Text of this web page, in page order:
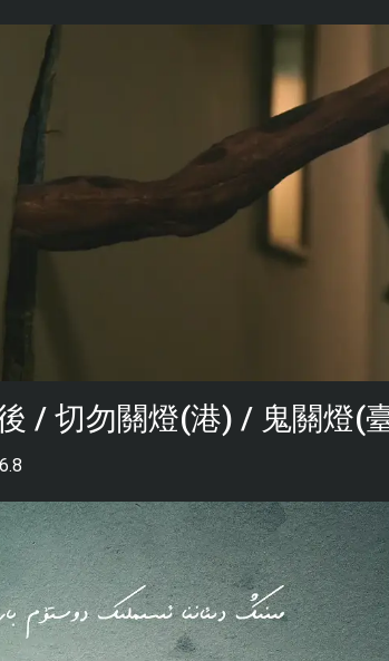
後 / 切勿關燈(港) / 鬼關燈(